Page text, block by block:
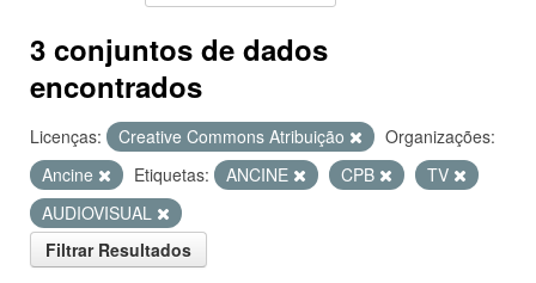
3 conjuntos de dados
encontrados
Licenças: Creative Commons Atribuição
Organizações:
Ancine
Etiquetas: ANCINE CPB
TV
AUDIOVISUAL
Filtrar Resultados